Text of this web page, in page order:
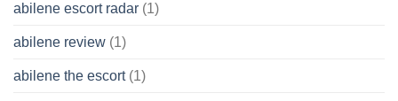
abilene escort radar (1)
abilene review (1)
abilene the escort(1)